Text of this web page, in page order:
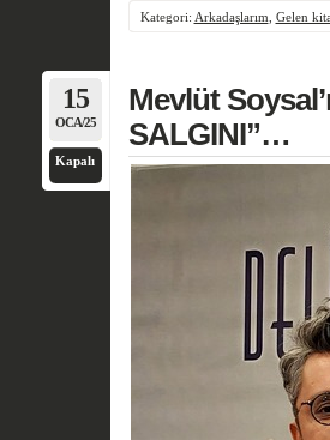
Kategori: Arkadaşlarım Gelen
15
OCA/25
Kapalı
Mevlüt
SALGINI”…